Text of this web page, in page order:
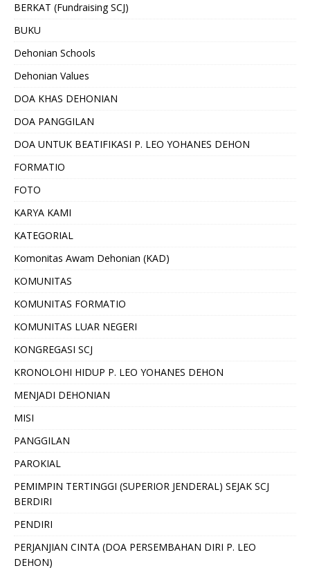
BERKAT (Fundraising SCJ)
BUKU
Dehonian Schools
Dehonian Values
DOA KHAS DEHONIAN
DOA PANGGILAN
DOA UNTUK BEATIFIKASI P. LEO YOHANES DEHON
FORMATIO
FOTO
KARYA KAMI
KATEGORIAL
Komonitas Awam Dehonian (KAD)
KOMUNITAS
KOMUNITAS FORMATIO
KOMUNITAS LUAR NEGERI
KONGREGASI SCJ
KRONOLOHI HIDUP P. LEO YOHANES DEHON
MENJADI DEHONIAN
MISI
PANGGILAN
PAROKIAL
PEMIMPIN TERTINGGI (SUPERIOR JENDERAL) SEJAK SCJ
BERDIRI
PENDIRI
PERJANJIAN CINTA (DOA PERSEMBAHAN DIRI P. LEO
DEHON)